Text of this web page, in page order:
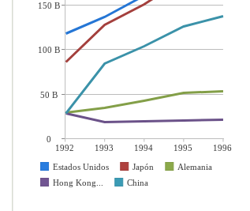
1992 1993 1994 1995
1996
Estados Unidos
Japón
Alemania
Hong Kong...
China
150 B
100 B
50 B
0